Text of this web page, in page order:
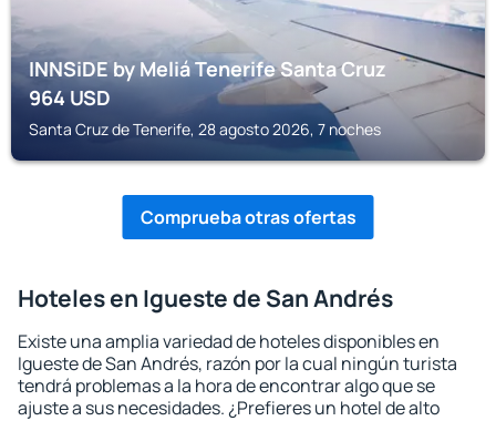
INNSiDE by Meliá Tenerife Santa Cruz
964USD
Santa Cruz de Tenerife, 28 agosto 2026, 7 noches
Comprueba otras ofertas
Hoteles en Igueste de San Andrés
Existe una amplia variedad de hoteles disponibles en
Igueste de San Andrés, razón por la cual ningún turista
tendrá problemas a la hora de encontrar algo que se
ajuste a sus necesidades. ¿Prefieres un hotel de alto